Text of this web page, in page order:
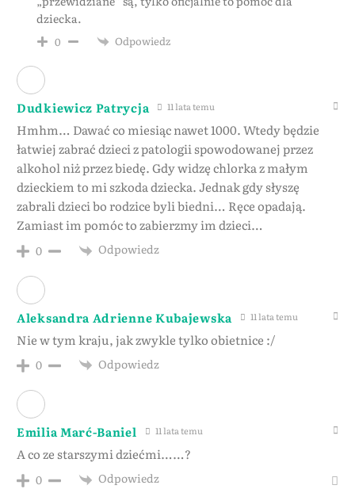
dziecka.
0 Odpowiedz
Dudkiewicz Patrycja 11 lata temu
Hmhm… Dawać co miesiąc nawet 1000. Wtedy będzie
łatwiej zabrać dzieci z patologii spowodowanej przez
alkohol niż przez biedę. Gdy widzę chlorka z małym
dzieckiem to mi szkoda dziecka. Jednak gdy słyszę
zabrali dzieci bo rodzice byli biedni… Ręce opadają.
Zamiast im pomóc to zabierzmy im dzieci…
0 Odpowiedz
Aleksandra Adrienne Kubajewska 11 lata temu
Nie w tym kraju, jak zwykle tylko obietnice :/
0 Odpowiedz
Emilia Marć-Baniel 11 lata temu
A co ze starszymi dziećmi……?
0 Odpowiedz